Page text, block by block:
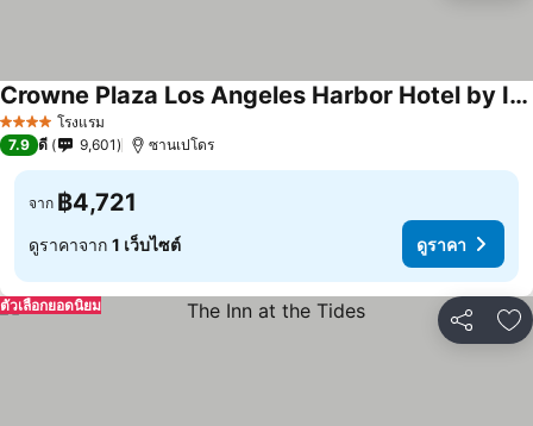
4 ดาว โรงแรม
Crowne Plaza Los Angeles Harbor Hotel by IHG
7.9 ดี 9,601 ซานเปโดร
จาก ฿4,721
ดูราคาจาก 1 เว็บไซต์ ดูราคา
แชร์ เ
ตัวเลือกยอดนิยม